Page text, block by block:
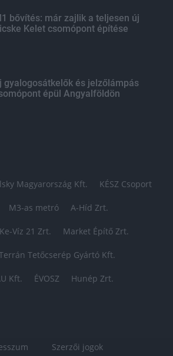
bővítés: már zajlik a teljesen új
Kelet csomópont építése
gyalogosátkelők és jelzőlámpás
épül Angyalföldön
Magyarország Kft. KÉSZ Csoport
M3-as metró A-Híd Zrt.
Ke-Víz 21 Zrt. Market Építő Zrt.
Tetőcserép Gyártó Kft.
Kft. ÉVOSZ Hunép Zrt.
Szerzői jogok